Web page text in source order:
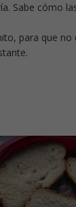
Sabe cómo
para que